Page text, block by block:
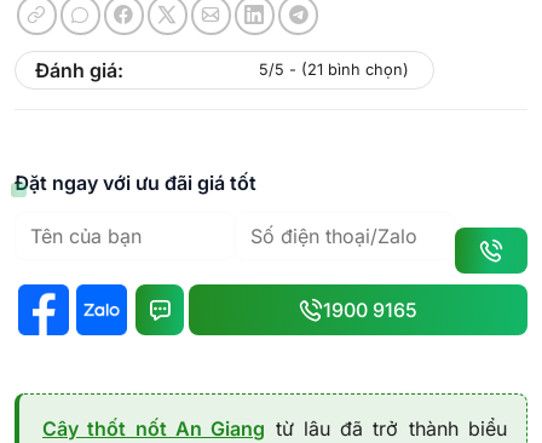
Đánh giá: 5/5 - (21 bình chọn)
Đặt ngay với ưu đãi giá tốt
1900 9165
Cây thốt nốt An Giang từ lâu đã trở thành biểu